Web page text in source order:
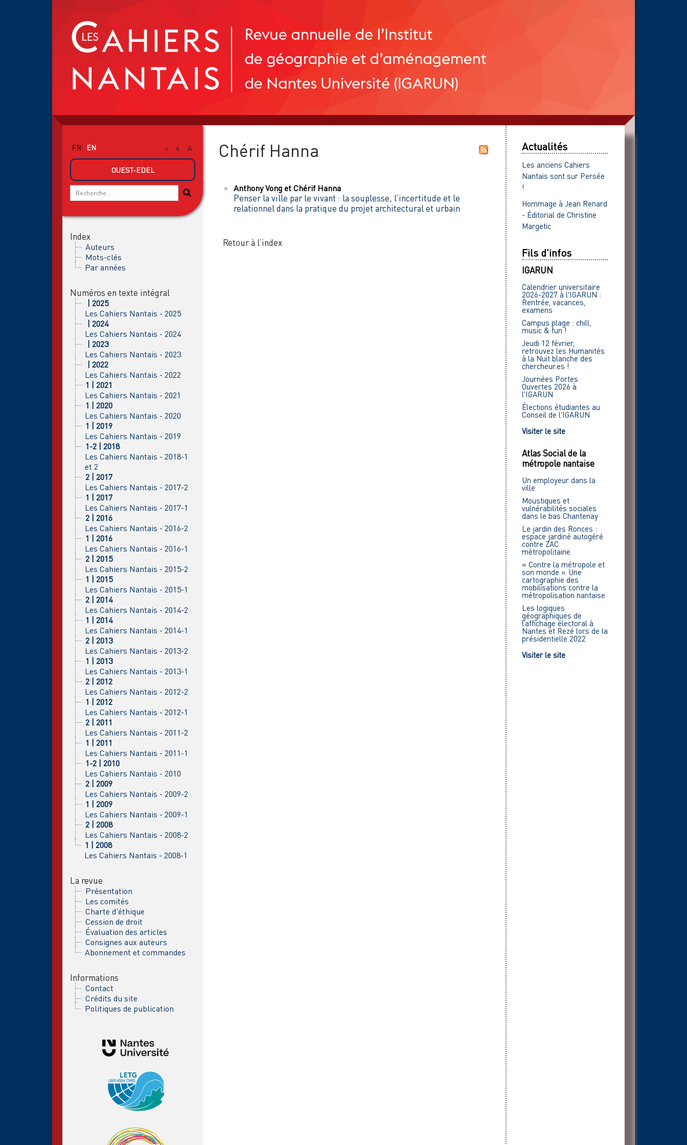
FR EN A A A
OUEST-EDEL
Index
Auteurs
Mots-clés
Par années
Numéros en texte intégral
| 2025
Les Cahiers Nantais - 2025
| 2024
Les Cahiers Nantais - 2024
| 2023
Les Cahiers Nantais - 2023
| 2022
Les Cahiers Nantais - 2022
1 | 2021
Les Cahiers Nantais - 2021
1 | 2020
Les Cahiers Nantais - 2020
1 | 2019
Les Cahiers Nantais - 2019
1-2 | 2018
Les Cahiers Nantais - 2018-1
et 2
2 | 2017
Les Cahiers Nantais - 2017-2
1 | 2017
Les Cahiers Nantais - 2017-1
2 | 2016
Les Cahiers Nantais - 2016-2
1 | 2016
Les Cahiers Nantais - 2016-1
2 | 2015
Les Cahiers Nantais - 2015-2
1 | 2015
Les Cahiers Nantais - 2015-1
2 | 2014
Les Cahiers Nantais - 2014-2
1 | 2014
Les Cahiers Nantais - 2014-1
2 | 2013
Les Cahiers Nantais - 2013-2
1 | 2013
Les Cahiers Nantais - 2013-1
2 | 2012
Les Cahiers Nantais - 2012-2
1 | 2012
Les Cahiers Nantais - 2012-1
2 | 2011
Les Cahiers Nantais - 2011-2
1 | 2011
Les Cahiers Nantais - 2011-1
1-2 | 2010
Les Cahiers Nantais - 2010
2 | 2009
Les Cahiers Nantais - 2009-2
1 | 2009
Les Cahiers Nantais - 2009-1
2 | 2008
Les Cahiers Nantais - 2008-2
1 | 2008
Les Cahiers Nantais - 2008-1
La revue
Présentation
Les comités
Charte d'éthique
Cession de droit
Évaluation des articles
Consignes aux auteurs
Abonnement et commandes
Informations
Contact
Crédits du site
Politiques de publication
Chérif Hanna
AnthonyVong et Chérif Hanna
Penser la ville par le vivant : la souplesse, l’incertitude et le
relationnel dans la pratique du projet architectural et urbain
Retour à l’index
Actualités
Les anciens Cahiers
Nantais sont sur Persée
!
Hommage à Jean Renard
- Éditorial de Christine
Margetic
Fils d'infos
IGARUN
Calendrier universitaire
2026-2027 à l'IGARUN :
Rentrée, vacances,
examens
Campus plage : chill,
music & fun !
Jeudi 12 février,
retrouvez les Humanités
à la Nuit blanche des
chercheur.es !
Journées Portes
Ouvertes 2026 à
l'IGARUN
Élections étudiantes au
Conseil de l'IGARUN
Visiter le site
Atlas Social de la
métropole nantaise
Un employeur dans la
ville
Moustiques et
vulnérabilités sociales
dans le bas Chantenay
Le jardin des Ronces :
espace jardiné autogéré
contre ZAC
métropolitaine
« Contre la métropole et
son monde ». Une
cartographie des
mobilisations contre la
métropolisation nantaise
Les logiques
géographiques de
l’affichage électoral à
Nantes et Rezé lors de la
présidentielle 2022
Visiter le site